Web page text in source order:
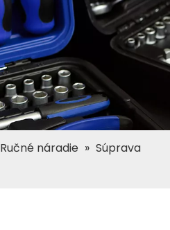
Ručné náradie » Súprava